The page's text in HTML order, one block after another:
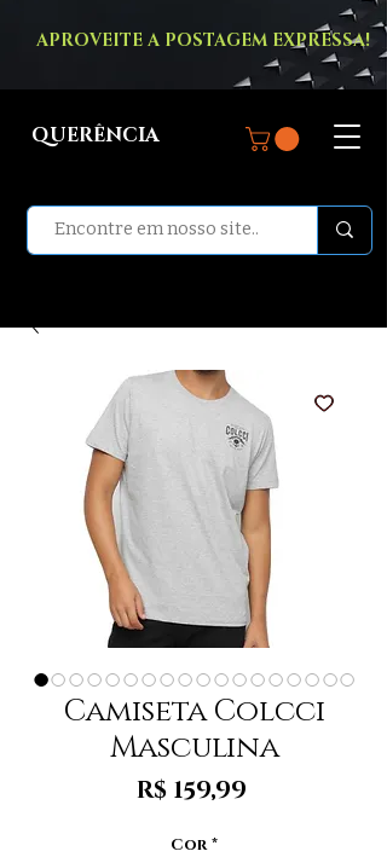
APROVEITE A POSTAGEM EXPRESSA!
QUERÊNCIA
Camiseta Colcci
Masculina
R$ 159,99Preço
Cor *